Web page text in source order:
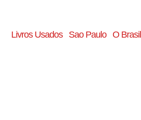
Livros Usados Sao Paulo O Brasil